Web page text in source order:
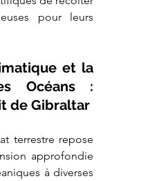
pour leurs
et la
Océans :
de Gibraltar
terrestre repose
approfondie
à diverses